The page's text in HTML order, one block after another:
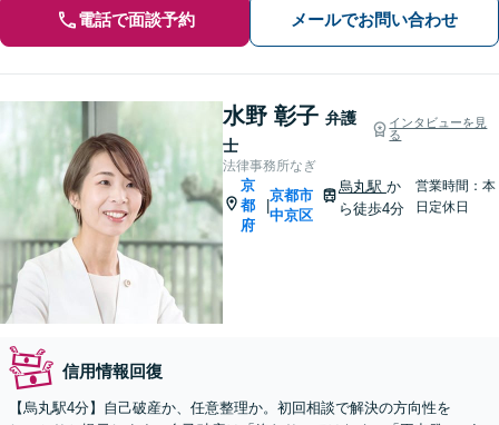
電話で面談予約 メールでお問い合わせ
水野 彰子 弁護
士
インタビューを見
る
法律事務所なぎ
京
都
府
京都市
中京区
烏丸駅 か
ら徒歩4分
営業時間：本
日定休日
信用情報回復
【烏丸駅4分】自己破産か、任意整理か。初回相談で解決の方向性を